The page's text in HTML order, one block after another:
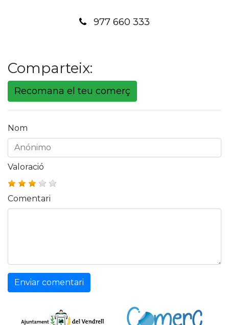
977 660 333
Comparteix:
Recomana el teu comerç
Nom
Valoració
Comentari
Enviar comentari